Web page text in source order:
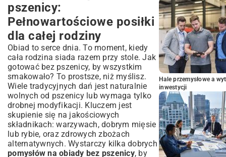
pszenicy:
Pełnowartościowe posiłki
dla całej rodziny
Obiad to serce dnia. To moment, kiedy
cała rodzina siada razem przy stole. Jak
gotować bez pszenicy, by wszystkim
smakowało? To prostsze, niż myślisz.
Wiele tradycyjnych dań jest naturalnie
wolnych od pszenicy lub wymaga tylko
drobnej modyfikacji. Kluczem jest
skupienie się na jakościowych
składnikach: warzywach, dobrym mięsie
lub rybie, oraz zdrowych zbożach
alternatywnych. Wystarczy kilka dobrych
pomysłów na obiady bez pszenicy, by
Hale przemysłowe a
inwestycji